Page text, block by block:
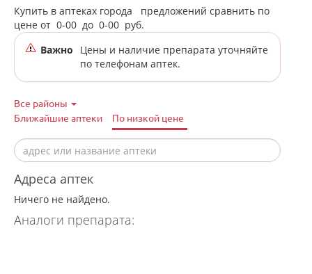
Купить в аптеках города
предложений сравнить по
цене от 0-00 до 0-00 руб.
Важно
Цены и наличие препарата уточняйте
по телефонам аптек.
Все районы
Ближайшие аптеки
По низкой цене
Адреса аптек
Ничего не найдено.
Аналоги препарата: